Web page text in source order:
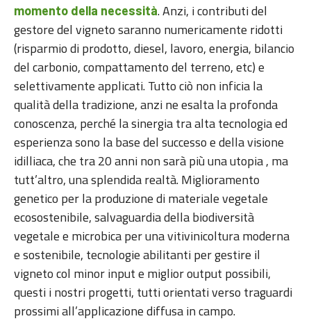
momento della necessità. Anzi, i contributi del
gestore del vigneto saranno numericamente ridotti
(risparmio di prodotto, diesel, lavoro, energia, bilancio
del carbonio, compattamento del terreno, etc) e
selettivamente applicati. Tutto ciò non inficia la
qualità della tradizione, anzi ne esalta la profonda
conoscenza, perché la sinergia tra alta tecnologia ed
esperienza sono la base del successo e della visione
idilliaca, che tra 20 anni non sarà più una utopia , ma
tutt’altro, una splendida realtà. Miglioramento
genetico per la produzione di materiale vegetale
ecosostenibile, salvaguardia della biodiversità
vegetale e microbica per una vitivinicoltura moderna
e sostenibile, tecnologie abilitanti per gestire il
vigneto col minor input e miglior output possibili,
questi i nostri progetti, tutti orientati verso traguardi
prossimi all’applicazione diffusa in campo.